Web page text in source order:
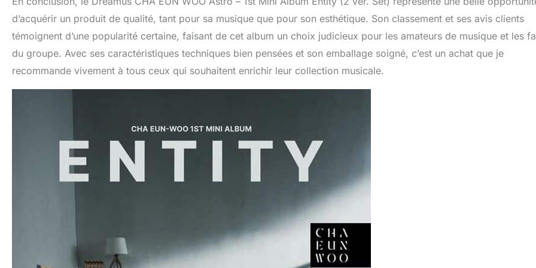
d’acquérir un produit de qualité, tant pour sa musique que pour son esthétique. Son classement et ses avis clients
témoignent d’une popularité certaine, faisant de cet album un choix judicieux pour les amateurs de musique et les
du groupe. Avec ses caractéristiques techniques bien pensées et son emballage soigné, c’est un achat que je
recommande vivement à tous ceux qui souhaitent enrichir leur collection musicale.